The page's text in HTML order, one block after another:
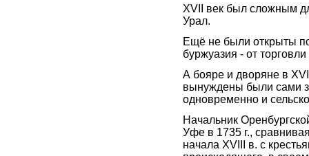
XVII век был сложным
Урал.
Ещё не были открыты
буржуазия - от
А бояре и дворяне в
вынуждены были сами
одновременно и
Начальник
Уфе в 1735 г.,
начала ХVIII в. с